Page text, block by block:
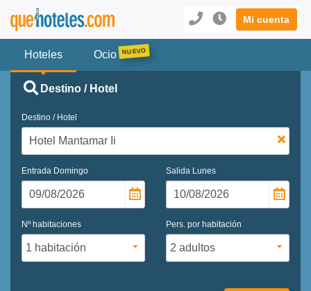
Mi cuenta
Hoteles Ocio
Destino / Hotel
Destino / Hotel
Entrada Domingo Salida Lunes
Nº habitaciones Pers. por habitación